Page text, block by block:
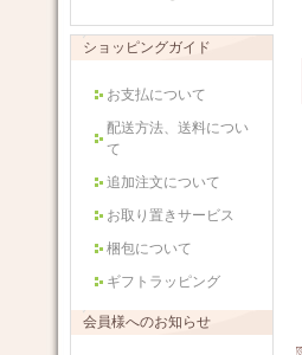
ショッピングガイド
お支払について
配送方法、送料につい
て
追加注文について
お取り置きサービス
梱包について
ギフトラッピング
会員様へのお知らせ